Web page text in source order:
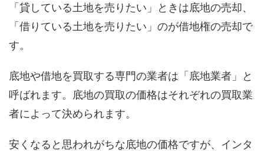
「貸している土地を売りたい」ときは底地の売却、
「借りている土地を売りたい」のが借地権の売却で
す。
底地や借地を買取する専門の業者は「底地業者」と
呼ばれます。底地の買取の価格はそれぞれの買取業
者によって決められます。
安くなると思われがちな底地の価格ですが、インタ